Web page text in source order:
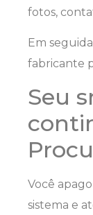
fotos,
Em
fabricante
Seu
Você
sistema e